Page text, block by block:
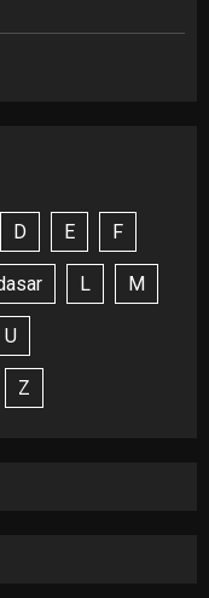
D E F
L M
U
Z